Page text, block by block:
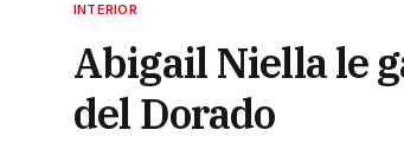
INTERIOR
Abigail Niella le
del Dorado